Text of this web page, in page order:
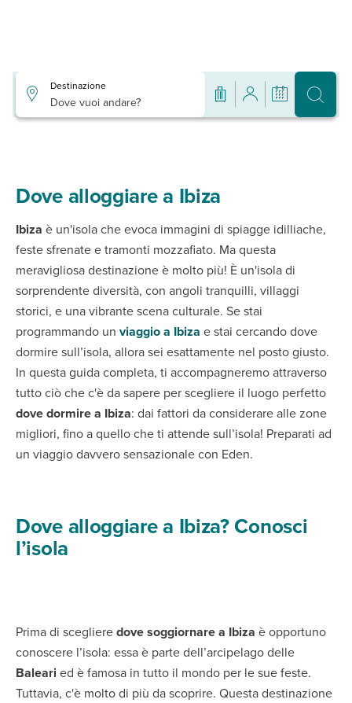
Destinazione
Dove vuoi andare?
Dove alloggiare a Ibiza
Ibiza è un'isola che evoca immagini di spiagge idilliache,
feste sfrenate e tramonti mozzafiato. Ma questa
meravigliosa destinazione è molto più! È un'isola di
sorprendente diversità, con angoli tranquilli, villaggi
storici, e una vibrante scena culturale. Se stai
programmando un viaggio a Ibiza e stai cercando dove
dormire sull’isola, allora sei esattamente nel posto giusto.
In questa guida completa, ti accompagneremo attraverso
tutto ciò che c'è da sapere per scegliere il luogo perfetto
dove dormire a Ibiza: dai fattori da considerare alle zone
migliori, fino a quello che ti attende sull’isola! Preparati ad
un viaggio davvero sensazionale con Eden.
Dove alloggiare a Ibiza? Conosci
l’isola
Prima di sceglieredove soggiornare a Ibiza è opportuno
conoscere l’isola: essa è parte dell’arcipelago delle
Baleari ed è famosa in tutto il mondo per le sue feste.
Tuttavia, c'è molto di più da scoprire. Questa destinazione